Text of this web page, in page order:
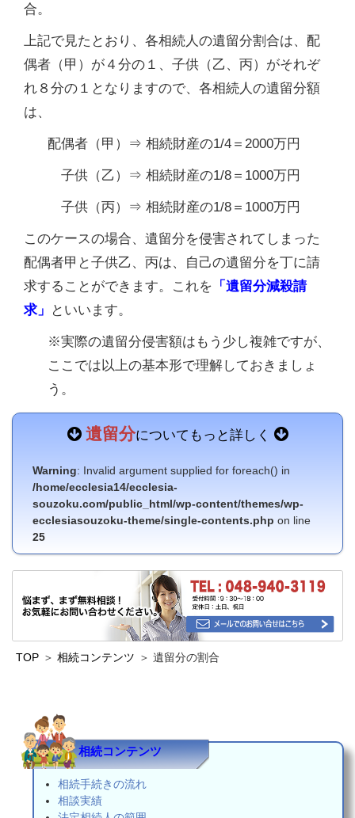
合。
上記で見たとおり、各相続人の遺留分割合は、配
偶者（甲）が４分の１、子供（乙、丙）がそれぞ
れ８分の１となりますので、各相続人の遺留分額
は、
配偶者（甲）⇒ 相続財産の1/4＝2000万円
子供（乙）⇒ 相続財産の1/8＝1000万円
子供（丙）⇒ 相続財産の1/8＝1000万円
このケースの場合、遺留分を侵害されてしまった
配偶者甲と子供乙、丙は、自己の遺留分を丁に請
求することができます。これを 「遺留分減殺請
求」
といいます。
※実際の遺留分侵害額はもう少し複雑ですが、
ここでは以上の基本形で理解しておきましょ
う。
遺留分についてもっと詳しく
Warning: Invalid argument supplied for foreach() in
/home/ecclesia14/ecclesia-
souzoku.com/public_html/wp-content/themes/wp-
ecclesiasouzoku-theme/single-contents.php on line
25
TOP 相続コンテンツ 遺留分の割合
相続コンテンツ
相続手続きの流れ
相談実績